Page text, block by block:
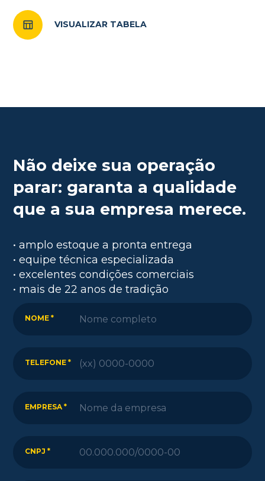
VISUALIZAR TABELA
Não deixe sua operação
parar: garanta a qualidade
que a sua empresa merece.
• amplo estoque a pronta entrega
• equipe técnica especializada
• excelentes condições comerciais
• mais de 22 anos de tradição
NOME *
TELEFONE *
EMPRESA *
CNPJ *